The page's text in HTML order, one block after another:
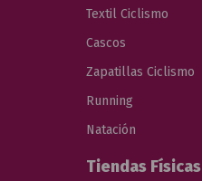
Textil Ciclismo
Cascos
Zapatillas Ciclismo
Running
Natación
Tiendas Físicas